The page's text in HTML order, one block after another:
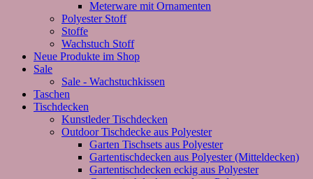
Meterware mit Ornamenten
Polyester Stoff
Stoffe
Wachstuch Stoff
Neue Produkte im Shop
Sale
Sale - Wachstuchkissen
Taschen
Tischdecken
Kunstleder Tischdecken
Outdoor Tischdecke aus Polyester
Garten Tischsets aus Polyester
Gartentischdecken aus Polyester (Mitteldecken)
Gartentischdecken eckig aus Polyester